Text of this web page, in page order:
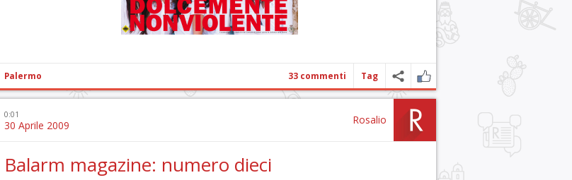
Palermo 33 commenti Tag
0:01
30 Aprile 2009 Rosalio
Balarm magazine: numero dieci